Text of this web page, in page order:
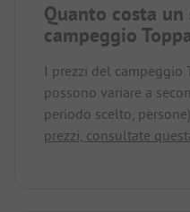
Quanto costa
campeggio
I prezzi del campeggio
possono variare a
periodo scelto,
prezzi, consultate